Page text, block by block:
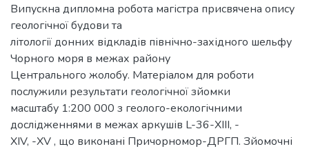
Випускна дипломна робота магістра присвячена опису
геологічної будови та
літології донних відкладів північно-західного шельфу
Чорного моря в межах району
Центрального жолобу. Матеріалом для роботи
послужили результати геологічної зйомки
масштабу 1:200 000 з геолого-екологічними
дослідженнями в межах аркушів L-36-XIII, -
XIV, -XV , що виконані Причорномор-ДРГП. Зйомочні